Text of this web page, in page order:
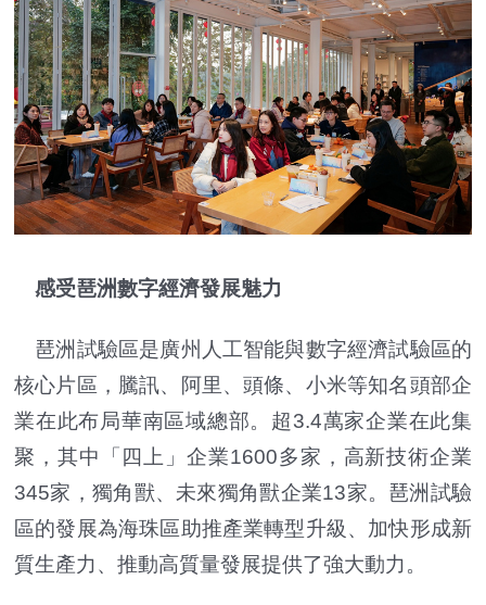
感受琶洲數字經濟發展魅力
琶洲試驗區是廣州人工智能與數字經濟試驗區的
核心片區，騰訊、阿里、頭條、小米等知名頭部企
業在此布局華南區域總部。超3.4萬家企業在此集
聚，其中「四上」企業1600多家，高新技術企業
345家，獨角獸、未來獨角獸企業13家。琶洲試驗
區的發展為海珠區助推產業轉型升級、加快形成新
質生產力、推動高質量發展提供了強大動力。